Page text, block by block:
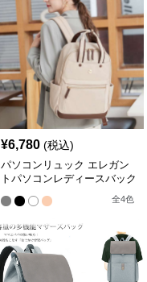
¥6,780 (税込)
パソコンリュック エレガン
トパソコンレディースバック
全4色